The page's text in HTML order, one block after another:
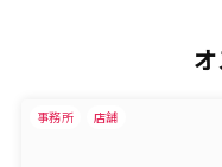
事務所 店舗